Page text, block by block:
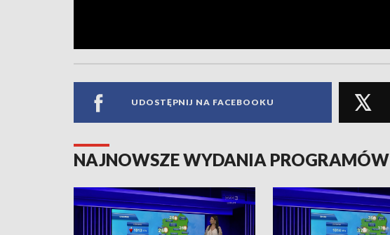
UDOSTĘPNIJ NA FACEBOOKU
NAJNOWSZE WYDANIA PROGRAMÓW